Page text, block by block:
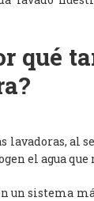
qué
lavadoras, al
el agua
sistema